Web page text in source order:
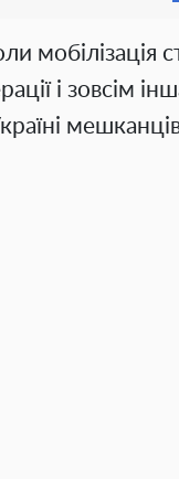
мобілізація
і зовсім